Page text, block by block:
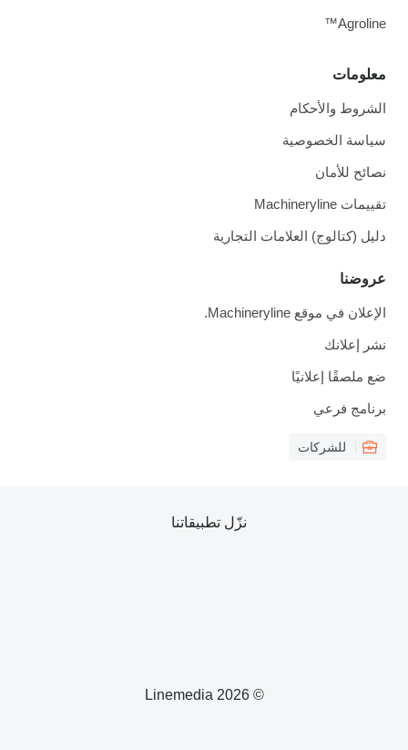
معلومات
الشروط والأحكام
سياسة الخصوصية
نصائح للأمان
تقييمات Machineryline
دليل (كتالوج) العلامات التجارية
عروضنا
الإعلان في موقع Machineryline.
نشر إعلانك
ضع ملصقًا إعلانيًا
برنامج فرعي
للشركات
Agroline™
© 2026 Linemedia
نزّل تطبيقاتنا